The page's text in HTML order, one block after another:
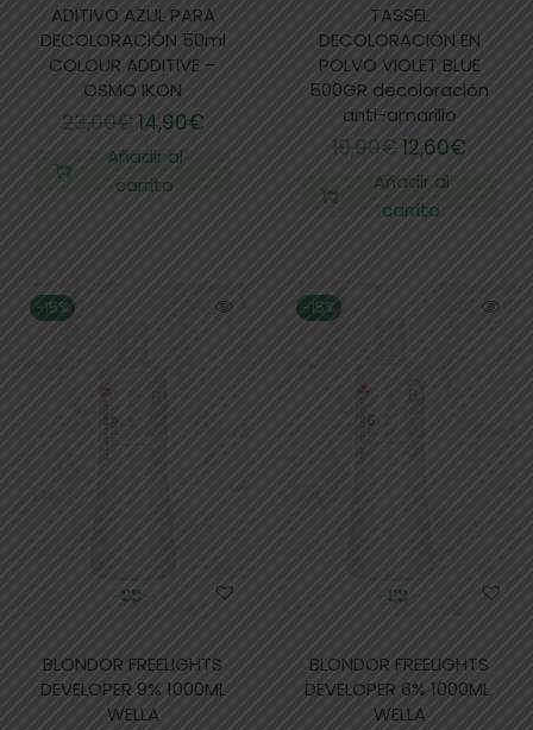
ADITIVO AZUL PARA
DECOLORACIÓN 50ml
COLOUR ADDITIVE –
OSMO IKON
23,00€14,90€
Añadir al
carrito
TASSEL
DECOLORACIÓN EN
POLVO VIOLET BLUE
500GR decoloración
anti-amarillo
19,00€12,60€
Añadir al
carrito
-15%
BLONDOR FREELIGHTS
DEVELOPER 9% 1000ML
WELLA
-15%
BLONDOR FREELIGHTS
DEVELOPER 6% 1000ML.
WELLA